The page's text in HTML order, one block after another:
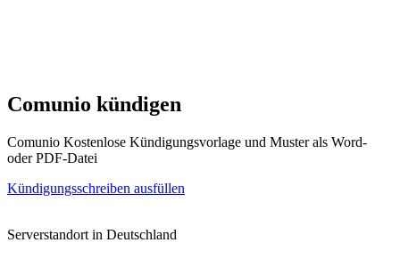
Comunio kündigen
Comunio Kostenlose Kündigungsvorlage und Muster als Word-
oder PDF-Datei
Kündigungsschreiben ausfüllen
Serverstandort in Deutschland